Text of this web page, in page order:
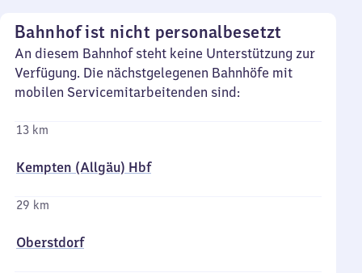
Bahnhof ist nicht personalbesetzt
An diesem Bahnhof steht keine Unterstützung zur
Verfügung. Die nächstgelegenen Bahnhöfe mit
mobilen Servicemitarbeitenden sind:
13 km
Kempten (Allgäu) Hbf
29 km
Oberstdorf